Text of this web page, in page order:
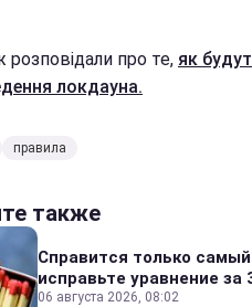
розповідали про те, як
локдауна.
правила
также
Справится только
исправьте уравнение за
06 августа 2026, 08:02